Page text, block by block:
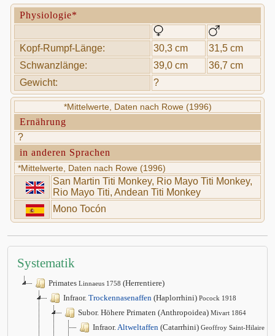
Physiologie*
Kopf-Rumpf-Länge: 30,3 cm
31,5 cm
Schwanzlänge:
39,0 cm
36,7 cm
Gewicht:
?
*Mittelwerte, Daten nach Rowe (1996)
Ernährung
?
in anderen Sprachen
*Mittelwerte, Daten nach Rowe (1996)
San Martin Titi Monkey, Rio Mayo Titi Monkey,
Rio Mayo Titi, Andean Titi Monkey
Mono Tocón
Systematik
Primates Linnaeus 1758 (Herrentiere)
Infraor. Trockennasenaffen (Haplorrhini) Pocock 1918
Subor. Höhere Primaten (Anthropoidea) Mivart 1864
Infraor.Altweltaffen (Catarrhini) Geoffroy Saint-Hilaire